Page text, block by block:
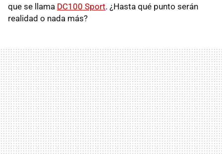
que se llama DC100 Sport. ¿Hasta qué punto serán
realidad o nada más?